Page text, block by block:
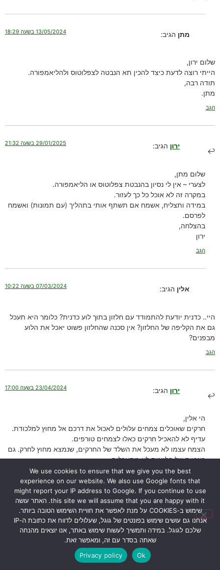
מתן הגיב: 13/05/2024 בשעה 18:29
שלום ירון,
הייתי רוצה לדעת כיצד להכין תא הנבטה לצפלוטוס ולהליאמפורה.
תודה רבה,
מתן.
הגב
ירון הגיב: 29/01/2025 בשעה 21:32
שלום מתן,
לצערי – אין לי נסיון בהנבטת צפלוטוס או הליאמפורה.
במקרה זה לא אוכל כל כך לעזור.
במידה ותצליח, אשמח אם תשתף אותי בתהליך (עם תמונות) ואשמח
לפרסם.
בהצלחה,
ירון
הגב
אלין הגיב: 07/03/2024 בשעה 10:22
היי.. כדנית יודעת להתמודד עם חלזון בתוך לוע כדנית? כלומר היא תעכל
גם את הקליפה של החלזון? אין סכנה שהחלזון פשוט יאכל את הלוע
מבפנים?
הגב
ירון הגיב: 23/04/2024 בשעה 17:00
הי אלין,
חרקים שאוכלים צמחים עלולים לאכול את דרכם אל מחוץ למלכודת.
עדיף לא להאכיל חרקים כאלו לצמחים טורפים.
הצמח עצמו לא מעכל את השלד של החרקים, שנמצא מחוץ לחרק. גם
כונכיות של חלזונות לא מתאכלים.
רק החלק ה”רך” נאכל.
בהצלחה.
ירון
הגב
הגיב: 30/01/2024 בשעה 12:32
We use cookies to ensure that we give you the best
experience on our website. We also use Google fonts that
might report your IP address to Google. If you continue to use
this site we will assume that you are happy with it. האתר עושה
שימוש ב-COOKIES על מנת לאפשר את חוויית השימוש הטובה ביותר.
אנחנו גם עושים שימוש בפונטים של גוגל, שעלולים לדווח את כתובת ה-IP
שלכם לגוגל. במידה ותמשיך לעשות שימוש באתר, אנו יוצאים מהנחה
שאתה בסדר עם זה, ומאפשר זאת.
Ok
Privacy policy